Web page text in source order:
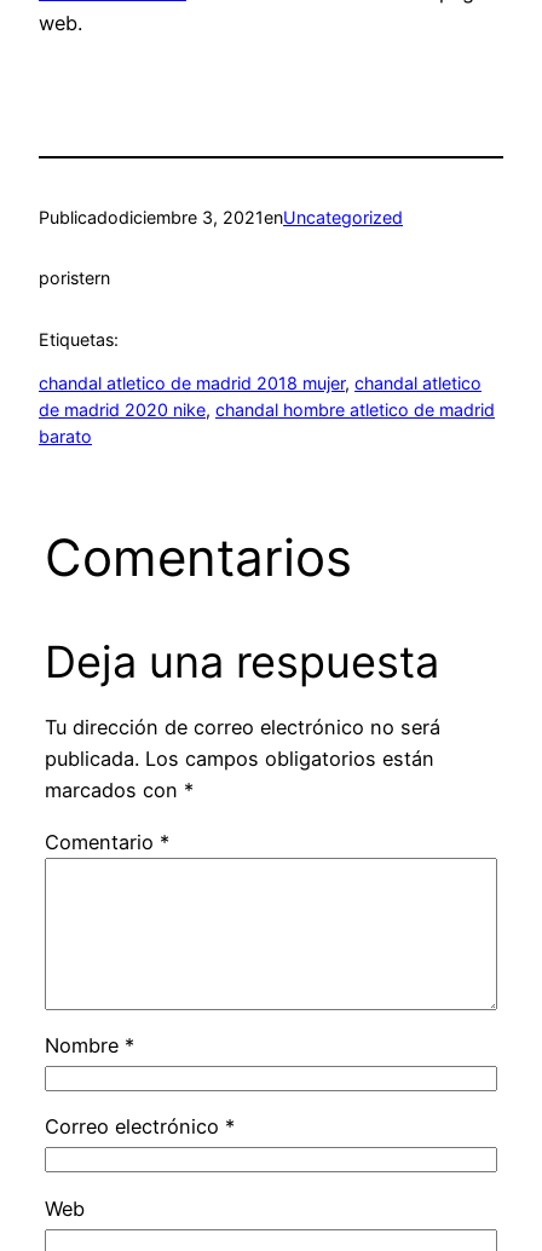
web.
Publicadodiciembre 3, 2021enUncategorized
poristern
Etiquetas:
chandal atletico de madrid 2018 mujer, chandal atletico
de madrid 2020 nike, chandal hombre atletico de madrid
barato
Comentarios
Deja una respuesta
Tu dirección de correo electrónico no será
publicada. Los campos obligatorios están
marcados con *
Comentario *
Nombre *
Correo electrónico *
Web